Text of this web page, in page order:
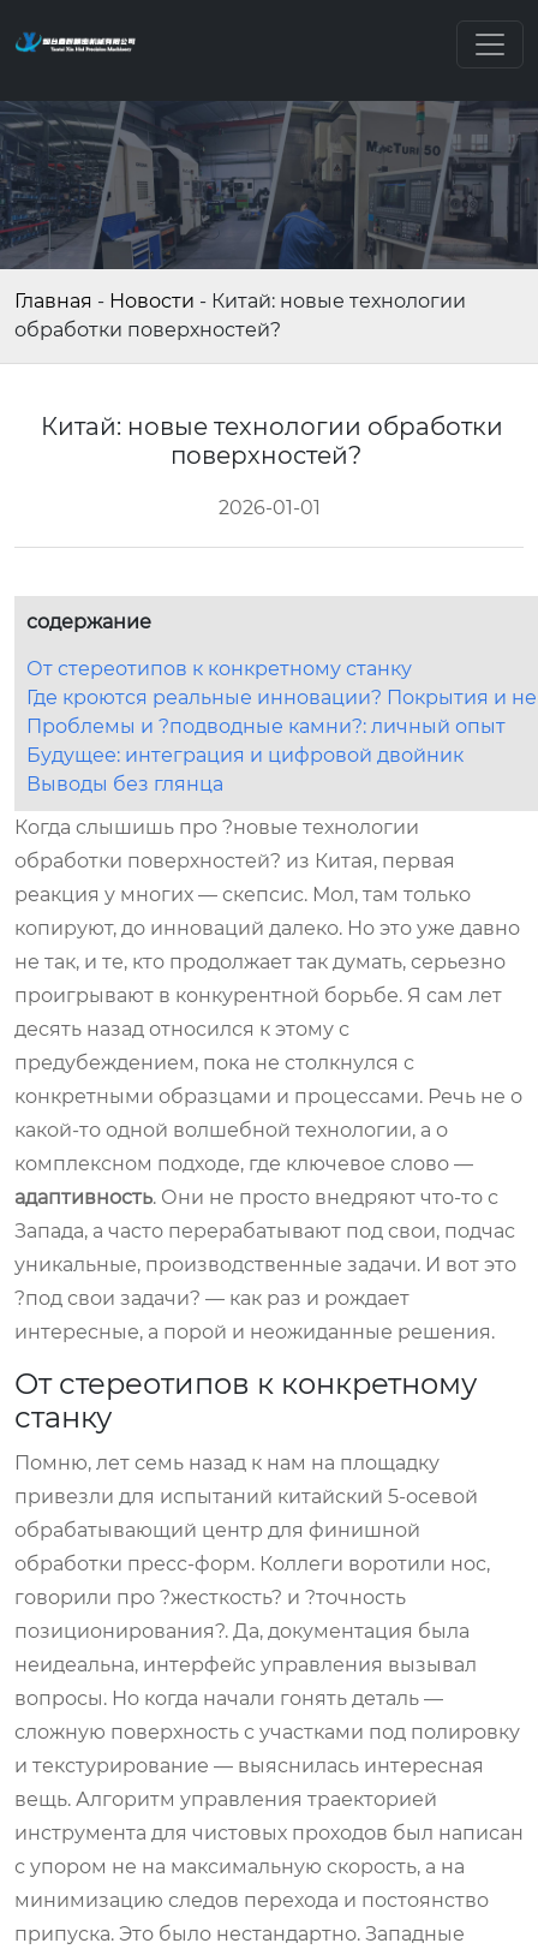
Главная - Новости - Китай: новые технологии
обработки поверхностей?
Китай: новые технологии обработки
поверхностей?
2026-01-01
содержание
От стереотипов к конкретному станку
Где кроются реальные инновации? Покрытия и не
Проблемы и ?подводные камни?: личный опыт
Будущее: интеграция и цифровой двойник
Выводы без глянца
Когда слышишь про ?новые технологии
обработки поверхностей? из Китая, первая
реакция у многих — скепсис. Мол, там только
копируют, до инноваций далеко. Но это уже давно
не так, и те, кто продолжает так думать, серьезно
проигрывают в конкурентной борьбе. Я сам лет
десять назад относился к этому с
предубеждением, пока не столкнулся с
конкретными образцами и процессами. Речь не о
какой-то одной волшебной технологии, а о
комплексном подходе, где ключевое слово —
адаптивность. Они не просто внедряют что-то с
Запада, а часто перерабатывают под свои, подчас
уникальные, производственные задачи. И вот это
?под свои задачи? — как раз и рождает
интересные, а порой и неожиданные решения.
От стереотипов к конкретному
станку
Помню, лет семь назад к нам на площадку
привезли для испытаний китайский 5-осевой
обрабатывающий центр для финишной
обработки пресс-форм. Коллеги воротили нос,
говорили про ?жесткость? и ?точность
позиционирования?. Да, документация была
неидеальна, интерфейс управления вызывал
вопросы. Но когда начали гонять деталь —
сложную поверхность с участками под полировку
и текстурирование — выяснилась интересная
вещь. Алгоритм управления траекторией
инструмента для чистовых проходов был написан
с упором не на максимальную скорость, а на
минимизацию следов перехода и постоянство
припуска. Это было нестандартно. Западные